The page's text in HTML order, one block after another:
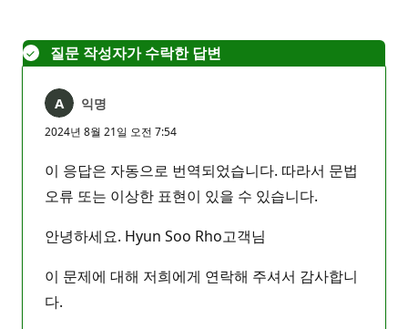
질문 작성자가 수락한 답변
익명
2024년 8월 21일 오전 7:54
이 응답은 자동으로 번역되었습니다. 따라서 문법
오류 또는 이상한 표현이 있을 수 있습니다.
안녕하세요. Hyun Soo Rho고객님
이 문제에 대해 저희에게 연락해 주셔서 감사합니
다.